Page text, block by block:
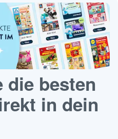
die besten
in dein